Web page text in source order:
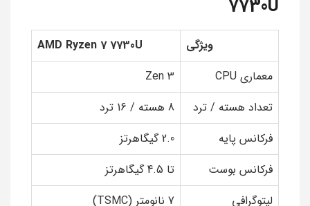
7730U
ویژگی
AMD Ryzen 7 7730U
معماری CPU
Zen 3
تعداد هسته / ترد
8 هسته / 16 ترد
فرکانس پایه
2.0 گیگاهرتز
فرکانس بوست
تا 4.5 گیگاهرتز
لیتوگرافی
7 نانومتر (TSMC)